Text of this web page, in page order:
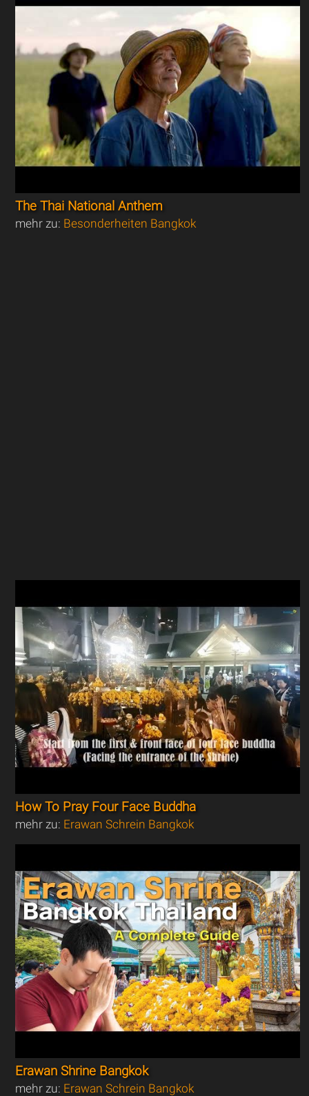
The Thai National Anthem
mehr zu: Besonderheiten Bangkok
How To Pray Four Face Buddha
mehr zu: Erawan Schrein Bangkok
Erawan Shrine Bangkok
mehr zu: Erawan Schrein Bangkok